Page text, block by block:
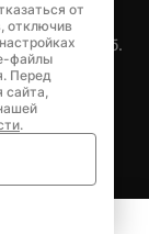
д.1, каб.
от
отключив
файлы
Перед
сайта,
.